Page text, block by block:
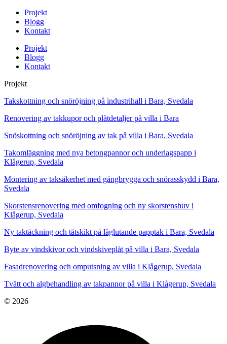
Projekt
Blogg
Kontakt
Projekt
Blogg
Kontakt
Projekt
Takskottning och snöröjning på industrihall i Bara, Svedala
Renovering av takkupor och plåtdetaljer på villa i Bara
Snöskottning och snöröjning av tak på villa i Bara, Svedala
Takomläggning med nya betongpannor och underlagspapp i
Klågerup, Svedala
Montering av taksäkerhet med gångbrygga och snörasskydd i Bara,
Svedala
Skorstensrenovering med omfogning och ny skorstenshuv i
Klågerup, Svedala
Ny taktäckning och tätskikt på låglutande papptak i Bara, Svedala
Byte av vindskivor och vindskiveplåt på villa i Bara, Svedala
Fasadrenovering och omputsning av villa i Klågerup, Svedala
Tvätt och algbehandling av takpannor på villa i Klågerup, Svedala
© 2026